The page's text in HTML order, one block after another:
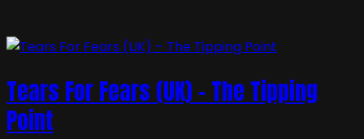
Tears For Fears (UK) – The Tipping
Point